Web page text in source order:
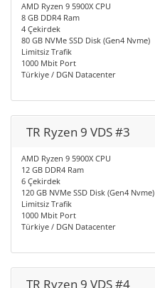
AMD Ryzen 9 5900X CPU
8 GB DDR4 Ram
4 Çekirdek
80 GB NVMe SSD Disk (Gen4 Nvme)
Limitsiz Trafik
1000 Mbit Port
Türkiye / DGN Datacenter
TR Ryzen 9 VDS #3
AMD Ryzen 9 5900X CPU
12 GB DDR4 Ram
6 Çekirdek
120 GB NVMe SSD Disk (Gen4 Nvme)
Limitsiz Trafik
1000 Mbit Port
Türkiye / DGN Datacenter
TR Ryzen 9 VDS #4